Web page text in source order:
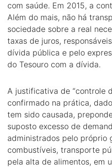
com saúde. Em 2015, a
Além do mais, não há
sociedade sobre a real
taxas de juros,
dívida pública e pelo
do Tesouro com a dívida.
A justificativa de “controle
confirmado na prática,
tem sido causada,
suposto excesso de
administrados pelo próprio
combustíveis, transporte
pela alta de alimentos, em